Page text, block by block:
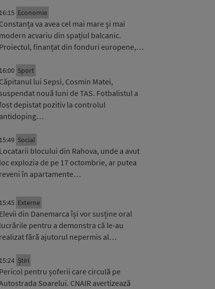
16:15 Economie
Constanța va avea cel mai mare și mai
modern acvariu din spațiul balcanic.
Proiectul, finanțat din fonduri europene,…
16:00 Sport
Căpitanul lui Sepsi, Cosmin Matei,
suspendat nouă luni de TAS. Fotbalistul a
depistat pozitiv la controlul
antidoping…
15:49 Social
Locatarii blocului din Rahova, unde a avut
loc explozia de pe 17 octombrie, ar putea
reveni în apartamente…
15:45 Externe
Elevii din Danemarca își vor susține oral
lucrările pentru a demonstra că le-au
realizat fără ajutorul nepermis al…
15:24 Știri
Pericol pentru șoferii care circulă pe
Soarelui. CNAIR avertizează